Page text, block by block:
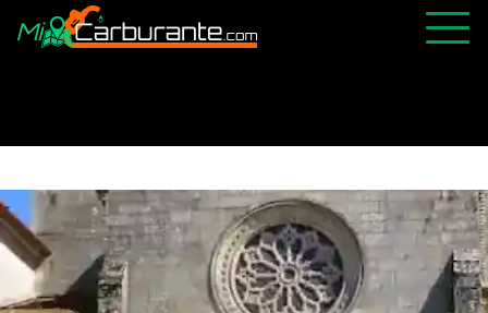
ABIERTAS 24H
ÚLTIMAS MATRÍCULAS
FAVORITAS